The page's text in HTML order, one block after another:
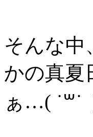
そんな中
かの真夏
ぁ…( ˙꒳˙